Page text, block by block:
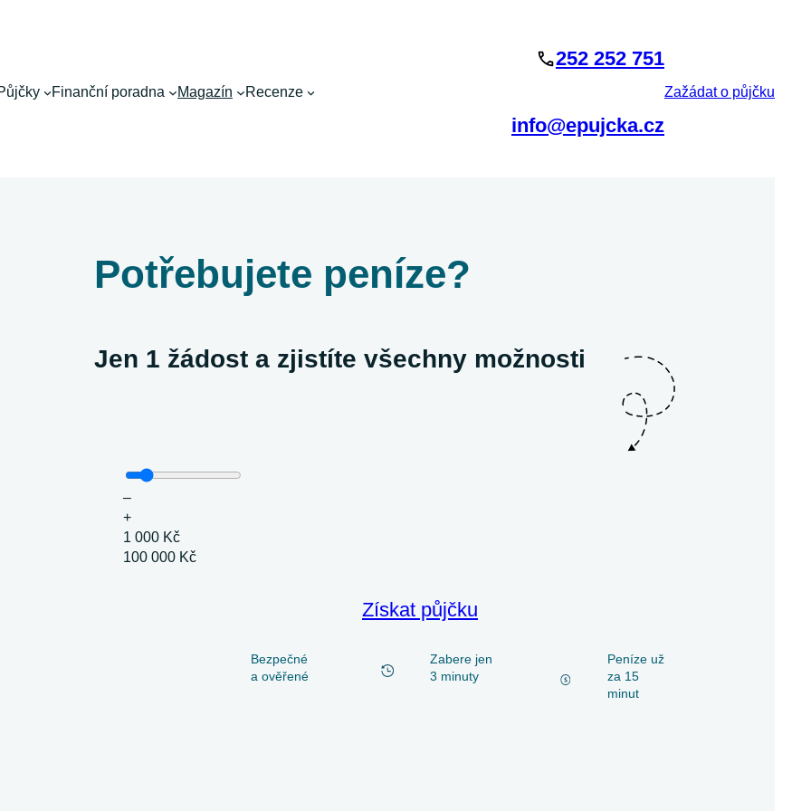
Finanční poradna Magazín Recenze
252 252 751
info@epujcka.cz
Zažádat o půjčku
Potřebujete peníze?
Jen 1 žádost a zjistíte všechny možnosti
–
+
1 000 Kč
100 000 Kč
Získat půjčku
Bezpečné
a ověřené
Zabere jen
3 minuty
Peníze už
za 15
minut